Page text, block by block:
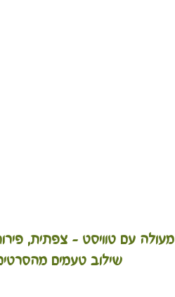
עם טוויסט - צפתית,
שילוב טעמים